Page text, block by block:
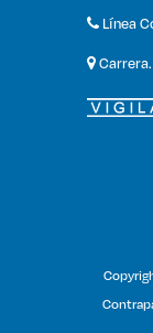
Línea